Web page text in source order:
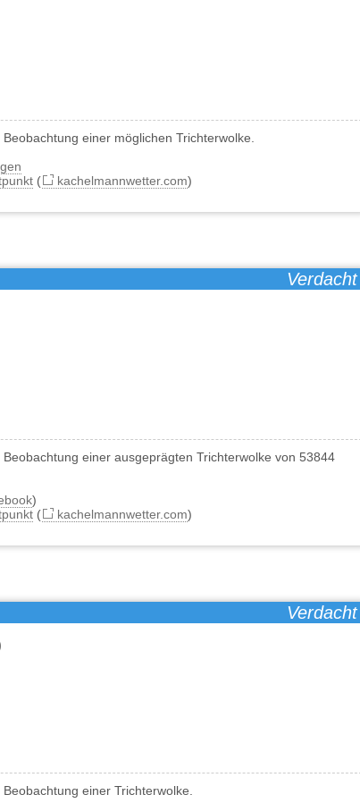
einer möglichen Trichterwolke.
( kachelmannwetter.com)
Verdacht
einer ausgeprägten Trichterwolke von 53844
)
( kachelmannwetter.com)
Verdacht
einer Trichterwolke.